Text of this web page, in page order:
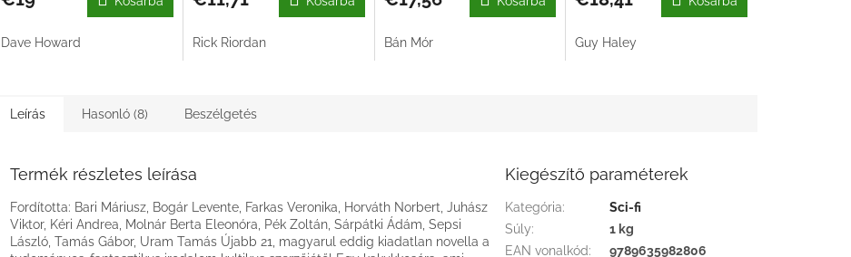
Dave Howard Rick Riordan Bán Mór Guy Haley
Leírás Hasonló (8) Beszélgetés
Termék részletes leírása
Fordította: Bari Máriusz, Bogár Levente, Farkas Veronika, Horváth Norbert, Juhász
Viktor, Kéri Andrea, Molnár Berta Eleonóra, Pék Zoltán, Sárpátki Ádám, Sepsi
László, Tamás Gábor, Uram Tamás Újabb 21, magyarul eddig kiadatlan novella a
Kiegészítő paraméterek
Kategória:
Sci-fi
Súly:
1 kg
EAN vonalkód:
9789635982806